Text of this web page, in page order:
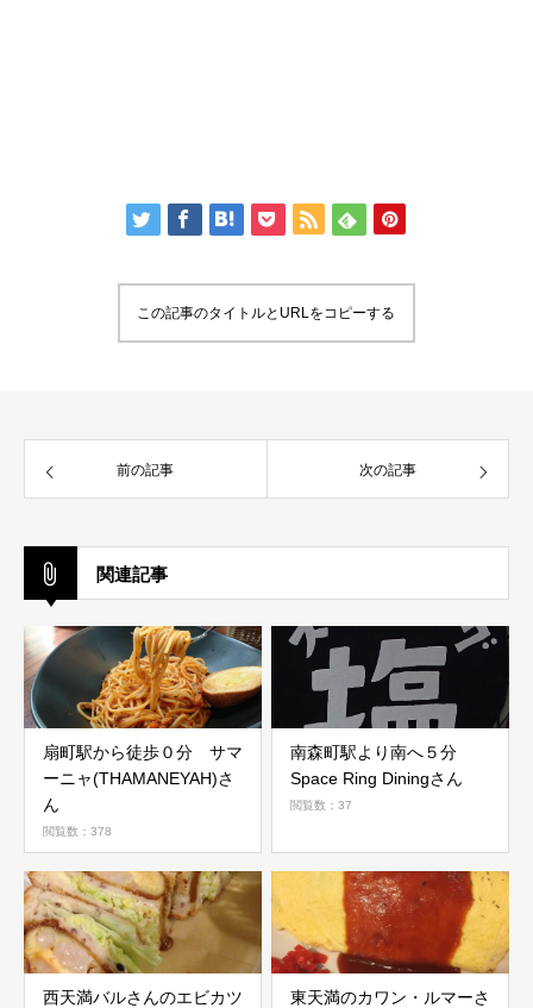
この記事のタイトルとURLをコピーする
前の記事 次の記事
関連記事
扇町駅から徒歩０分 サマ
ーニャ(THAMANEYAH)さ
ん
閲覧数：378
南森町駅より南へ５分
Space Ring Diningさん
閲覧数：37
西天満バルさんのエビカツ
東天満のカワン・ルマーさ